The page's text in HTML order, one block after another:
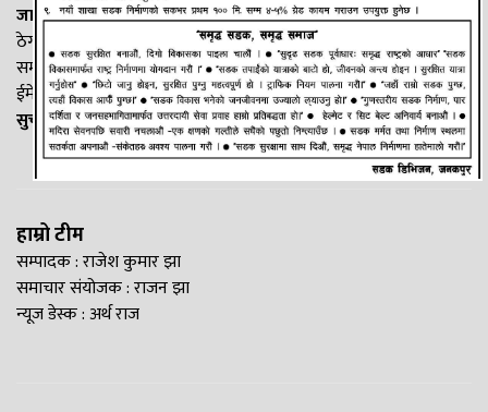
जानकी न्यूज नेटवर्क
ठेगाना: लक्ष्मीनियाँ -७, मधेश प्रदेश
सम्पर्क नं. : +977-9844100829
ईमेल:Madheshtopnews@gmail.com
सुचना विभाग दर्ता नं. २५४०/२०७७/७८
हाम्रो टीम
सम्पादक : राजेश कुमार झा
समाचार संयोजक : राजन झा
न्यूज डेस्क : अर्थ राज